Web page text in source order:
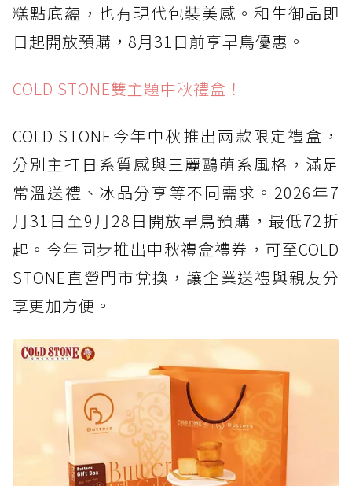
糕點底蘊，也有現代包裝美感。和生御品即
日起開放預購，8月31日前享早鳥優惠。
COLD STONE雙主題中秋禮盒！
COLD STONE今年中秋推出兩款限定禮盒，
分別主打日系質感與三麗鷗萌系風格，滿足
常溫送禮、冰品分享等不同需求。2026年7
月31日至9月28日開放早鳥預購，最低72折
起。今年同步推出中秋禮盒禮券，可至COLD
STONE直營門市兌換，讓企業送禮與親友分
享更加方便。